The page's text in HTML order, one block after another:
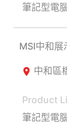
筆記型電
MSI中和展
中和區
筆記型電